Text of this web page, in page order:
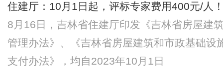
住建厅：10月1日起，评标专家费用400元/人
8月16日，吉林省住建厅印发《吉林省房屋建
管理办法》、《吉林省房屋建筑和市政基础设
支付办法》，均自2023年10月1日